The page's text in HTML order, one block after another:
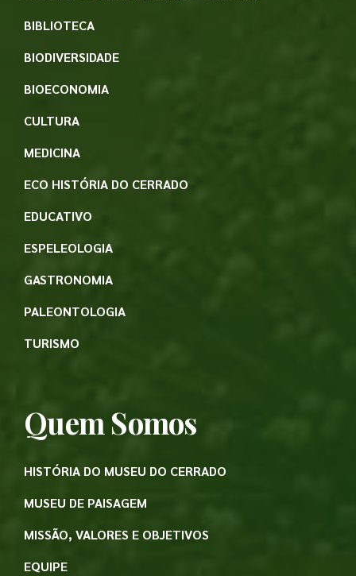
BIBLIOTECA
BIODIVERSIDADE
BIOECONOMIA
CULTURA
MEDICINA
ECO HISTÓRIA DO CERRADO
EDUCATIVO
ESPELEOLOGIA
GASTRONOMIA
PALEONTOLOGIA
TURISMO
Quem Somos
HISTÓRIA DO MUSEU DO CERRADO
MUSEU DE PAISAGEM
MISSÃO, VALORES E OBJETIVOS
EQUIPE